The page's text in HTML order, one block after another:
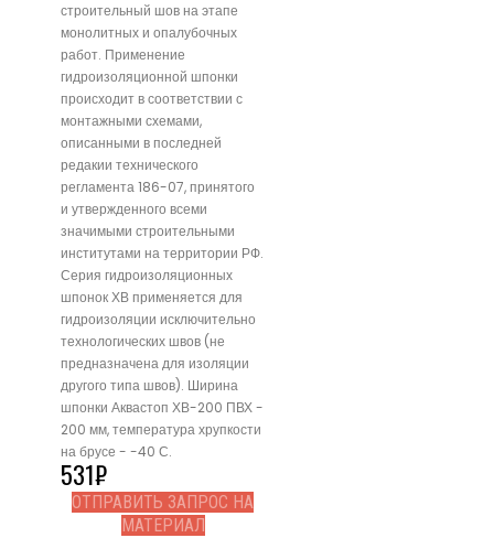
строительный шов на этапе
монолитных и опалубочных
работ. Применение
гидроизоляционной шпонки
происходит в соответствии с
монтажными схемами,
описанными в последней
редакии технического
регламента 186-07, принятого
и утвержденного всеми
значимыми строительными
институтами на территории РФ.
Серия гидроизоляционных
шпонок ХВ применяется для
гидроизоляции исключительно
технологических швов (не
предназначена для изоляции
другого типа швов). Ширина
шпонки Аквастоп ХВ-200 ПВХ -
200 мм, температура хрупкости
на брусе - -40 С.
531₽
ОТПРАВИТЬ ЗАПРОС НА
МАТЕРИАЛ